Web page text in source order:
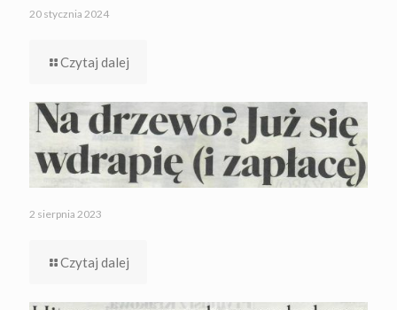
20 stycznia 2024
Czytaj dalej
2 sierpnia 2023
Czytaj dalej